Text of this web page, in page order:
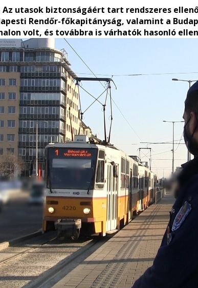
Az utasok biztonságáért tart rendszeres
Rendőr-főkapitányság, valamint a
volt, és továbbra is várhatók hasonló